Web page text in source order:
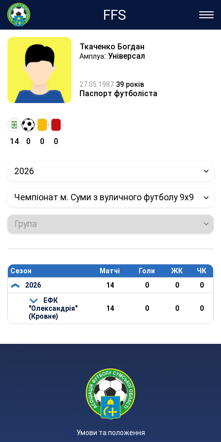
FFS
Ткаченко Богдан
Амплуа: Універсал
27.05.1987 39 років
Паспорт футболіста
14 0 0 0
2026
Чемпіонат м. Суми з вуличного футболу 9х9
Група
Сезон Матчі Голи ЖК
ЧК
2026
14 0 0
0
ЕФК
"Олександрія"
(Кровне)
14 0 0 0
Умови та положення